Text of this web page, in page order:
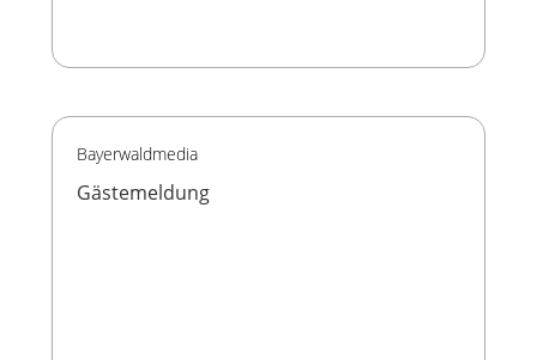
Bayerwaldmedia
Gästemeldung